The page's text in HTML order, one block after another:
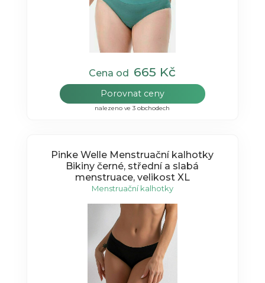
Cena od 665 Kč
Porovnat ceny
nalezeno ve 3 obchodech
Pinke Welle Menstruační kalhotky
Bikiny černé, střední a slabá
menstruace, velikost XL
Menstruační kalhotky